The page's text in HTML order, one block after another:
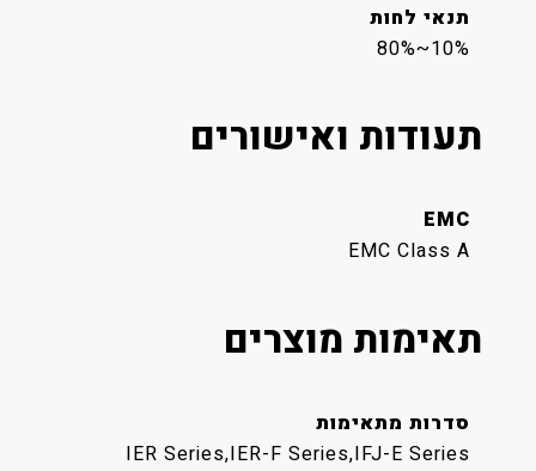
תנאי לחות
10%~80%
תעודות ואישורים
EMC
EMC Class A
תאימות מוצרים
סדרות מתאימות
IER Series,IER-F Series,IFJ-E Series